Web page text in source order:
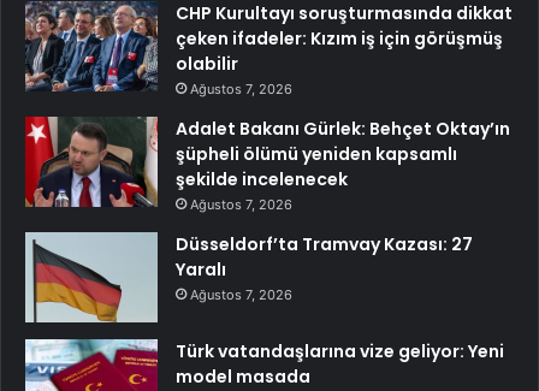
CHP Kurultayı soruşturmasında dikkat
çeken ifadeler: Kızım iş için görüşmüş
olabilir
Ağustos 7, 2026
Adalet Bakanı Gürlek: Behçet Oktay’ın
şüpheli ölümü yeniden kapsamlı
şekilde incelenecek
Ağustos 7, 2026
Düsseldorf’ta Tramvay Kazası: 27
Yaralı
Ağustos 7, 2026
Türk vatandaşlarına vize geliyor: Yeni
model masada